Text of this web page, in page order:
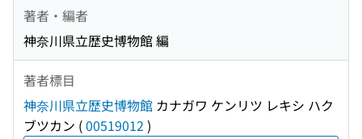
著者・編者
神奈川県立歴史博物館 編
著者標目
神奈川県立歴史博物館 カナガワ ケンリツ レキシ ハク
ブツカン (00519012 )